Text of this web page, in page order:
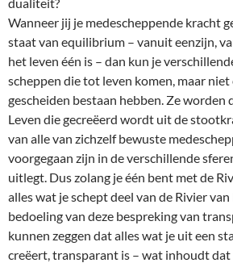
Wanneer jij je medescheppende kracht
staat van equilibrium – vanuit eenzijn,
het leven één is – dan kun je
scheppen die tot leven komen, maar
gescheiden bestaan hebben. Ze worden
Leven die gecreëerd wordt uit de
van alle van zichzelf bewuste
voorgegaan zijn in de verschillende
uitlegt. Dus zolang je één bent met de
alles wat je schept deel van de Rivier van
bedoeling van deze bespreking van
kunnen zeggen dat alles wat je uit een
creëert, transparant is – wat inhoudt